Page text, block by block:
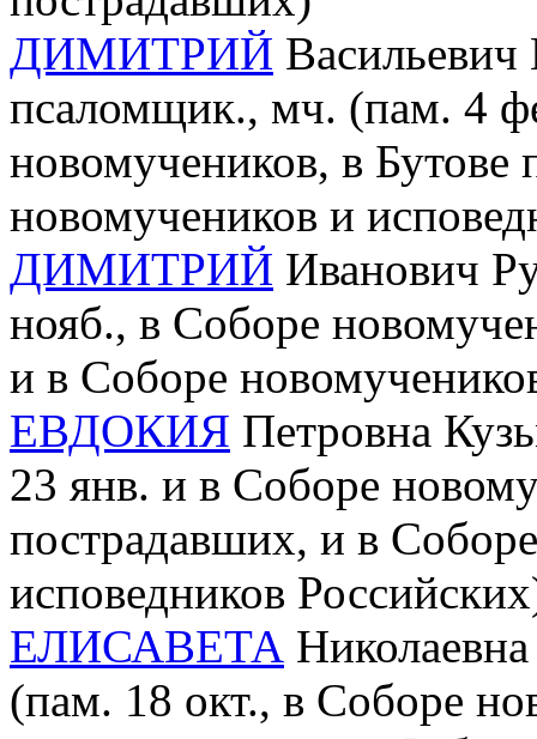
ДИМИТРИЙ
псаломщик., мч. (пам. 4
новомучеников, в
новомучеников и
ДИМИТРИЙ Иванович
нояб., в Соборе
и в Соборе
ЕВДОКИЯ Петровна
23 янв. и в Соборе
пострадавших, и в
исповедников
ЕЛИСАВЕТА
(пам. 18 окт., в Соборе